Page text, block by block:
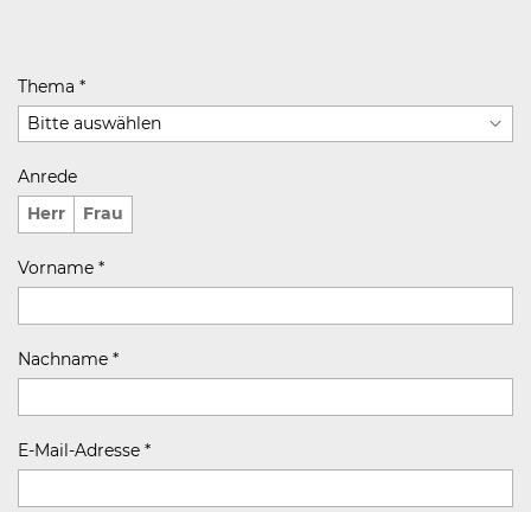
Thema *
Anrede
Herr
Frau
Vorname *
Nachname *
E-Mail-Adresse *